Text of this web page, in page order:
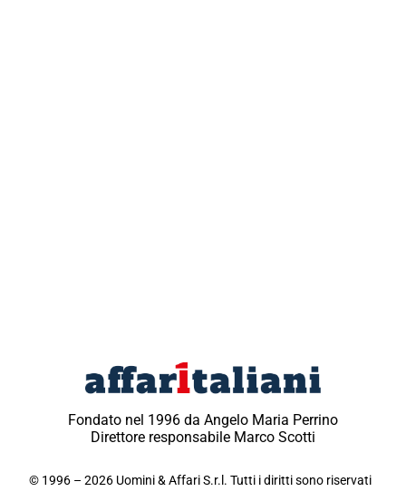
Fondato nel 1996 da Angelo Maria Perrino
Direttore responsabile Marco Scotti
© 1996 – 2026 Uomini & Affari S.r.l. Tutti i diritti sono riservati